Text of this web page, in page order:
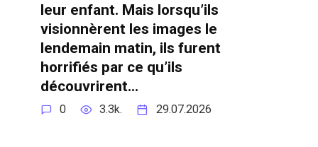
leur enfant. Mais lorsqu’ils
visionnèrent les images le
lendemain matin, ils furent
horrifiés par ce qu’ils
découvrirent…
0 3.3k. 29.07.2026